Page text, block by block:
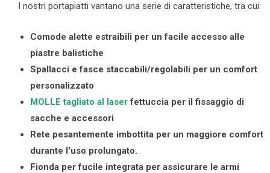
I nostri portapiatti vantano una serie di caratteristiche, tra cui:
Comode alette estraibili per un facile accesso alle
piastre balistiche
Spallacci e fasce staccabili/regolabili per un comfort
personalizzato
MOLLE tagliato al laserfettuccia per il fissaggio di
sacche e accessori
Rete pesantemente imbottita per un maggiore comfort
durante l'uso prolungato.
Fionda per fucile integrata per assicurare le armi